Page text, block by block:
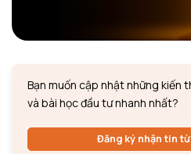
Bạn muốn cập nhật những kiến
và bài học đầu tư nhanh nhất?
Đăng ký nhận tin